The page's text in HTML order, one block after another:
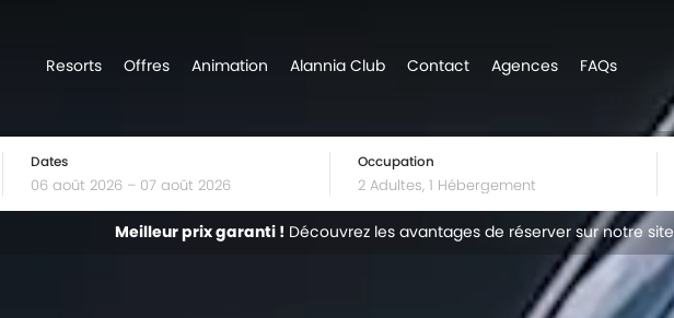
Resorts Offres Animation Alannia Club Contact Agences FAQs
Dates Occupation
Meilleur prix garanti ! Découvrez les avantages de réserver sur notre site